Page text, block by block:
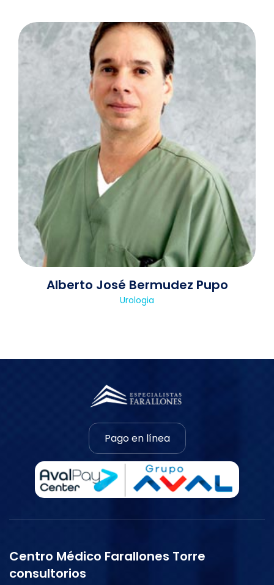
Alberto José Bermudez Pupo
Urologia
Pago en línea
Centro Médico Farallones Torre
consultorios